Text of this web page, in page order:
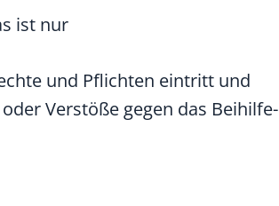
ist nur
und Pflichten eintritt und
Verstöße gegen das Beihilfe-